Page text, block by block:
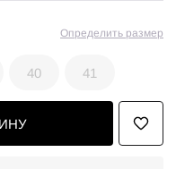
Определить размер
40 41